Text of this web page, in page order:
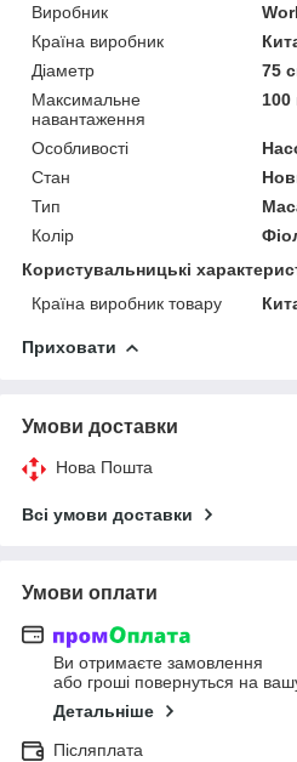
Виробник
Країна виробник
Діаметр
75
Максимальне
навантаження
100
Особливості
Стан
Тип
Колір
Користувальницькі
Країна виробник товару
Приховати
Умови доставки
Нова Пошта
Всі умови доставки
Умови оплати
Ви отримаєте замовлення
або гроші повернуться на
Детальніше
Післяплата